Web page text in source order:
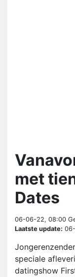
met
Dates
06-06-22, 08:00
Laatste update:
speciale
datingshow